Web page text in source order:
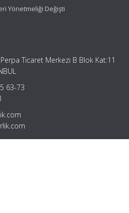
Yönetmeliği Değişti
Ticaret Merkezi B Blok Kat:11
63-73